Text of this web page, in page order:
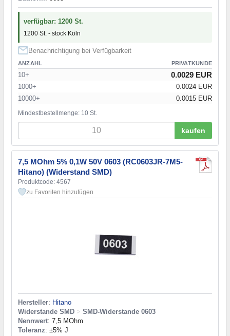
verfügbar: 1200 St.
1200 St. - stock Köln
Benachrichtigung bei Verfügbarkeit
ANZAHL PRIVATKUNDE
10+ 0.0029 EUR
1000+
0.0024 EUR
10000+
0.0015 EUR
Mindestbestellmenge: 10 St.
kaufen
7,5 MOhm 5% 0,1W 50V 0603 (RC0603JR-7M5-
Hitano) (Widerstand SMD)
Produktcode: 4567
zu Favoriten hinzufügen
Hersteller: Hitano
Widerstande SMD > SMD-Widerstande 0603
Nennwert: 7,5 MOhm
Toleranz: ±5% J